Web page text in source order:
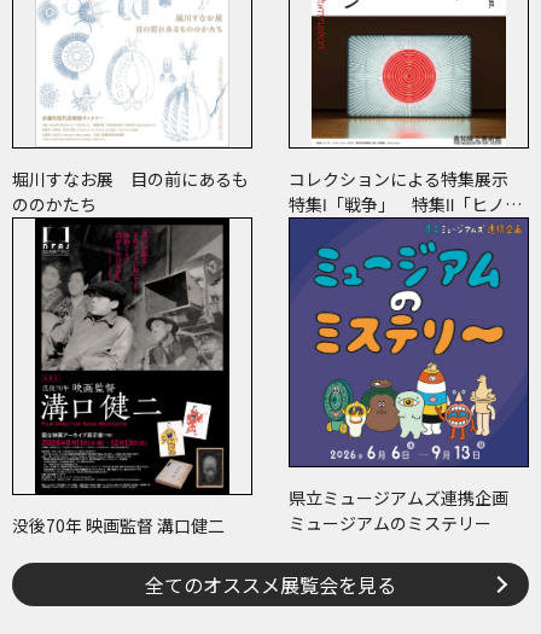
堀川すなお展 目の前にあるも
ののかたち
コレクションによる特集展示
特集Ⅰ「戦争」 特集Ⅱ「ヒノマ
ル・イルミネーション」
没後70年 映画監督 溝口健二
県立ミュージアムズ連携企画
ミュージアムのミステリー
全てのオススメ展覧会を見る